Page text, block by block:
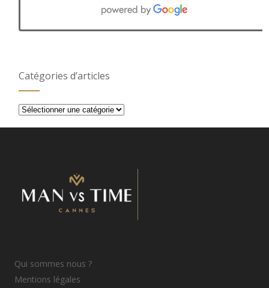
Catégories d’articles
Catégories
Qui sommes nous ?
Mentions légales